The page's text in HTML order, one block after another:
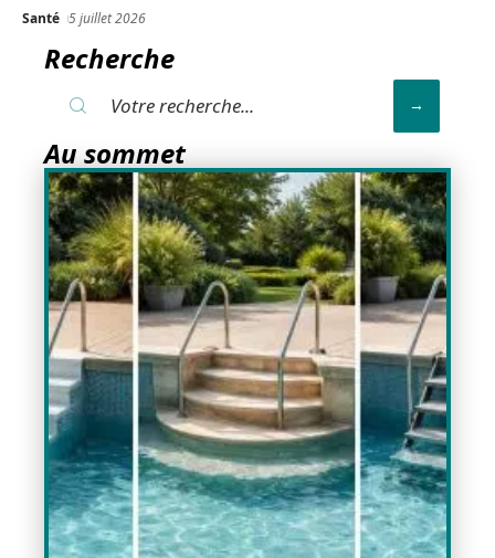
Santé 5 juillet 2026
Recherche
Au sommet